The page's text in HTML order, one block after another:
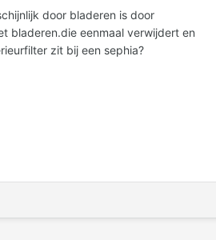
door bladeren is door
bladeren.die eenmaal verwijdert en
zit bij een sephia?